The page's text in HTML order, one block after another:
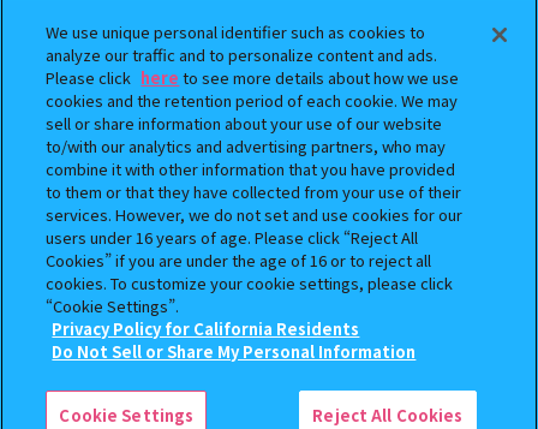
ガシャポンどこ？
アンケート
ウェブアクセシビリティ方針
Do Not Sell or Share My Personal Information
本サイトに掲載されている全ての画像、文章、データの無断転用、転載をお断りします。
We use unique personal identifier such as cookies to
analyze our traffic and to personalize content and ads.
Please click here to see more details about how we use
cookies and the retention period of each cookie. We may
sell or share information about your use of our website
to/with our analytics and advertising partners, who may
combine it with other information that you have provided
to them or that they have collected from your use of their
services. However, we do not set and use cookies for our
users under 16 years of age. Please click “Reject All
Cookies” if you are under the age of 16 or to reject all
cookies. To customize your cookie settings, please click
“Cookie Settings”.
Privacy Policy for California Residents
Do Not Sell or Share My Personal Information
Cookie Settings Reject All Cookies